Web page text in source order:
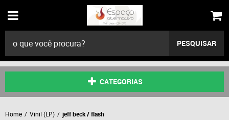
PESQUISAR
CATEGORIAS
Home Vinil (LP) jeff beck / flash